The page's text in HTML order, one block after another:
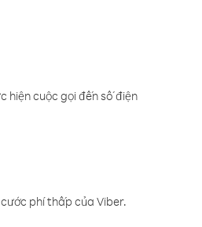
hiện cuộc gọi đến số điện
phí thấp của Viber.